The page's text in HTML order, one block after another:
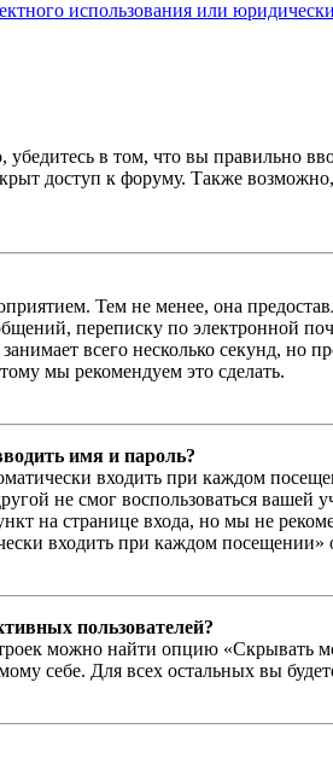
использования или
в том, что вы правильно
доступ к форуму. Также
Тем не менее, она
переписку по электронной
всего несколько секунд, но
мы рекомендуем это сделать.
имя и пароль?
входить при каждом
не смог воспользоваться
на странице входа, но мы не
входить при каждом посещении»
пользователей?
можно найти опцию «Скрывать
себе. Для всех остальных вы